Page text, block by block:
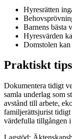
Hyresrätten
Barnens bästa
Hyresvärden
Domstolen
Praktiskt tips
Dokumentera tidigt
samla underlag som
avstånd till arbete,
familjerättsjurist
värdefulla tillgången